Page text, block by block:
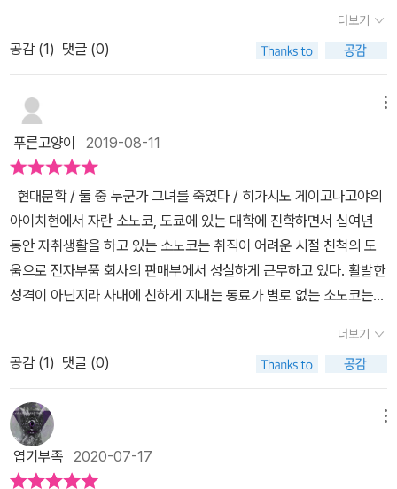
야스마사와 찾으려 하는 가가 형사의 신경전이 잔잔한 이야기에 긴장
감을 더해준다. 잔잔하게 흐르던 이야기는 야스마사가 범인의 윤곽을
잡으면서 급하게 흘러가게 된다. 그런데 그 급물살은 두 갈래의 물길
에서 표류하게 된다. p.187.야스마사는 확신했다. 그 둘 중 누군가 소
노코를 죽였다ㅡ. 즉 두 명 중 한 명이 범인이라는 것인데 어느 쪽이
범인인지 밝혀내려는 야스마사 앞에 자꾸만 가가 형사가 나타난다.
야스마사 자신의 추리에 조금씩 다가오는 가가 형사 탓에 마음이 바
빠진 야스마사는 범인을 특정 짓기 위해 위험한 방법을 시도한다. 가
가 형사는 무언가를 숨기고, 단독으로 수사를 진행하고 있는 피해자
소노코의 오빠 야스마사를 주시하게 된다. 그리고 그에게 인간적으로
다가가 그의 범인 추적을 걱정스럽게 바라본다. 그 와중에서도 정말
날카로운 추리력을 보여준다. 야스마사가 가진 증거들을 알지 못하는
야스마사에게 인간적인 배려를 잃지 않는 가가의 인간적인 모습은 가
알게 해준다. ​ ​책장을 덮으며 범인은 누구라는 거야? 내가 생각하는
사람이 맡나? 싶게 이야기는 끝을 맺는다. 하지만 친절하게도 이 책
에는 이야기 끝에 '추리 안내서'라는 흥미로운 부록을 담고 있다. 그런
을 연인과 친구 모두에게 만들어 버린 셈이었죠.​그뒤로부터는 예견된
수순으로 이야기가 흘러갑니다. 데이트가 극단적으로 줄고 연락도 없
바람이 나서 이 둘 소노코를 배신하고 있었던 거에요. 부모님이 돌아
가신 후 일찍부터 타지로 나와 사회생활을 한 소노코는 보기와는 달
리 외로움이 많았습니다. 기댈 곳이라곤 남자친구와 단짝 가요코 밖
에 없었으니 소노코는 준이치의 말에 발밑이 무너지는 것만 같았을
거에요. 세상에 남은 유일한 가족인 오빠에게 전화를 한 지난 금요일
엔 아무래도 그런 상실감이 더욱 컸던 모양이죠? 배신을 당했다고,
아무도 믿을 수 없다고, 소노코는 기어이 '내가 죽으면 아마 가장 좋을
것 같아'라는 섬뜩한 말을 합니다. 경찰인 소노코의 오빠 이즈미는 아
이 닿지 않자 곧장 소노코의 집을 찾습니다. 동생의 집 문을 여는 순간
예감이 맞았다는 걸 알게 되요. 소노코가 가만히 눈을 감고 죽어있었
거든요.​졸업, 잠자는 숲, 악의와는 달리 둘 중 누군가 그녀를 죽였다는
굉장히 본격적인 추리소설입니다. 수면제 봉지 두 개, 타이머 스위치,
소노코의 몸에 붙어있는 두 줄기 전기코드, 그 밖의 자잘한 증거들이
독자를 자극하고 독려합니다. 머리를 굴려봐, 범인이 누구인지 찾아
데...가가 형사 시리즈의 4편(?)인 이 책은 '잠자는 숲' 다음으로 회사
도서실에서 대출해서 읽게 되었다.이 책과 3편(?) '악의'와의 순서에
대해 확인해 보니 출간 순서는 이 책이 먼저인데 내용상 순서는'악
의'가 먼저라고 한다. 암튼 '악의'를 읽은 지가 너무 오래되어서 잘 기
연결이 잘 되진 않았다. 2편의 그녀와는 어떻게 되었는지알 수 없는
상태인 게 특히 아쉽다. 암튼 이 책에선 여동생을 잃은 오빠 야스마사
가 주연(?)하고 이를가가 형사가 뒷받침하는(?) 형식을 띠고 있다.
경찰인 야스마사는 동생이 죽은 현장에서 발견한 여러단서를 바탕으
로 동생이 자살한 게 아니라 살해되었다고 확신하고 오히려 경찰이
자살로 단정하도록살인 증거라 할 수 있는 것들을 자신이 은폐하고
가져간다. 법의 심판이 아니라 자신이 사적 복수를 하겠다는 일념 하
에 범인을 찾기 시작하는데 소노코의 한 명뿐인 절친인 유바 가요코
와 소노코가 한때사귄 남자 쓰쿠다 준이치로 용의자가 좁혀진다. 제
는데 둘 중 누가 진짜 범인임을 밝히기는 결코 쉽지 않았다. 게다가 경
찰의 공식적인입장인 자살설과는 달리 계속 사건 수사를 진행하는 가
가 형사가 야스마사의 행보에 커다란 걸림돌로작용한다. 점점 좁혀지
는 범인의 정체에 야스마사는 최후의 게임(?)을 벌이고 가가 형사가
더보기
공감 (1) 댓글 (0)
푸른고양이 2019-08-11
​ 현대문학 / 둘 중 누군가 그녀를 죽였다 / 히가시노 게이고​​​​​​​나고야의
아이치현에서 자란 소노코, 도쿄에 있는 대학에 진학하면서 십여년
동안 자취생활을 하고 있는 소노코는 취직이 어려운 시절 친척의 도
움으로 전자부품 회사의 판매부에서 성실하게 근무하고 있다. 활발한
성격이 아닌지라 사내에 친하게 지내는 동료가 별로 없는 소노코는
그나마 낙이라면 낙이다. ​그날도 어김없이 혼자 메밀국수를 먹기 위
해 얼마전 알게 된 가게로 향하게 되고 그곳에서 젊은 미대생이 그린
고양이 그림을 보게 된다. 그림을 사고 싶은 마음에 얼마냐고 가격을
물어보려는 찰나 회사 동료와 마주치는 바람에 고양이 그림을 사지
못했던 소노코는 야근 후 다시 찾은 그곳에서 낮에 봤던 미대생과 다
시 마주치게 되고 미대생으로부터 고양이 그림을 공짜로 받게 된다.
더보기
공감 (1) 댓글 (0)
엽기부족 2020-07-17